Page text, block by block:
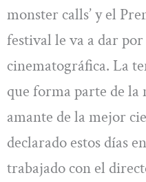
monster calls’ y el
festival le va a dar
cinematográfica. La
que forma parte de
amante de la mejor
declarado estos días
trabajado con el